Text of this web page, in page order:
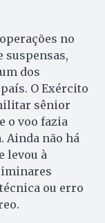
no
dos
O Exército
sênior
o voo fazia
Ainda não há
levou à
ou erro